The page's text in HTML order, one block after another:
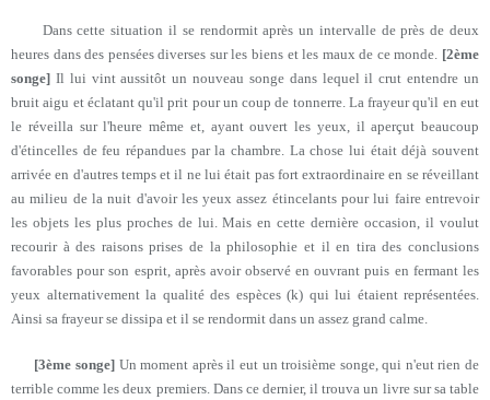
Dans cette situation il se rendormit après un intervalle de près de deux
heures dans des pensées diverses sur les biens et les maux de ce monde. [2ème
songe] Il lui vint aussitôt un nouveau songe dans lequel il crut entendre un
bruit aigu et éclatant qu'il prit pour un coup de tonnerre. La frayeur qu'il en eut
le réveilla sur l'heure même et, ayant ouvert les yeux, il aperçut beaucoup
d'étincelles de feu répandues par la chambre. La chose lui était déjà souvent
arrivée en d'autres temps et il ne lui était pas fort extraordinaire en se réveillant
au milieu de la nuit d'avoir les yeux assez étincelants pour lui faire entrevoir
les objets les plus proches de lui. Mais en cette dernière occasion, il voulut
recourir à des raisons prises de la philosophie et il en tira des conclusions
favorables pour son esprit, après avoir observé en ouvrant puis en fermant les
yeux alternativement la qualité des espèces (k) qui lui étaient représentées.
Ainsi sa frayeur se dissipa et il se rendormit dans un assez grand calme.
[3ème songe] Un moment après il eut un troisième songe, qui n'eut rien de
terrible comme les deux premiers. Dans ce dernier, il trouva un livre sur sa table